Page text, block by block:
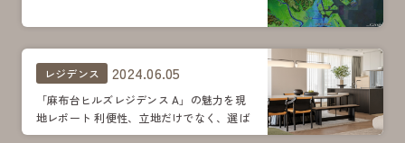
レジデンス 2024.06.05
「麻布台ヒルズレジデンス A」の魅力を現
地レポート 利便性、立地だけでなく、選ば
れる理由は多数